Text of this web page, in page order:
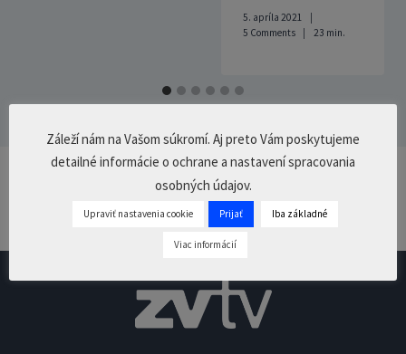
5. apríla 2021
5 Comments
23 min.
Prepáčte, ale pred zanechaním komentára sa musíte
Záleží nám na Vašom súkromí. Aj preto Vám poskytujeme
detailné informácie o ochrane a nastavení spracovania
osobných údajov.
Upraviť nastavenia cookie Prijať Iba základné
Viac informácií